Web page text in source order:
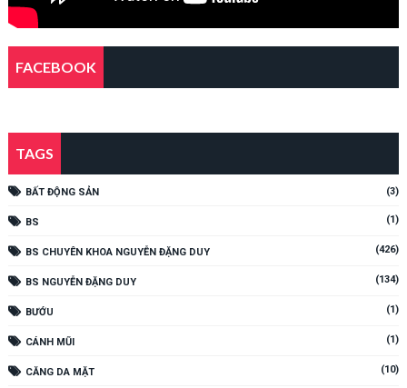
FACEBOOK
TAGS
BẤT ĐỘNG SẢN (3)
BS (1)
BS CHUYÊN KHOA NGUYỄN ĐẶNG DUY (426)
BS NGUYỄN ĐẶNG DUY (134)
BƯỚU (1)
CÁNH MŨI (1)
CĂNG DA MẶT (10)